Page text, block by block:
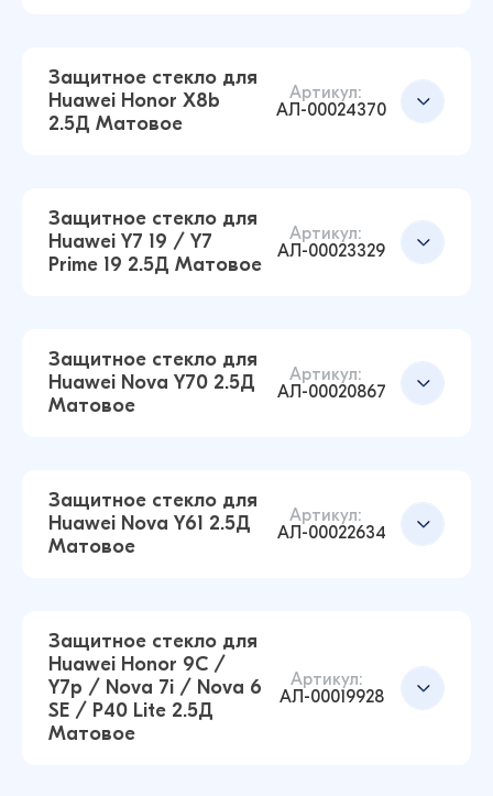
Защитное стекло для Huawei Honor X7 2.5Д
Матовое (Чёрный)
Добавить в корзину
38 ₽38 ₽
Защитное стекло для
Huawei Honor X8b
2.5Д Матовое
Артикул:
АЛ-00024370
38 ₽38 ₽
Защитное стекло для
Huawei Y7 19 / Y7
Prime 19 2.5Д Матовое
Артикул:
АЛ-00023329
22 ₽42 ₽
Защитное стекло для
Huawei Nova Y70 2.5Д
Матовое
Артикул:
АЛ-00020867
Защитное стекло для Huawei Nova Y70 2.5Д
Матовое (Чёрный)
Защитное стекло для
Huawei Nova Y61 2.5Д
Матовое
Артикул:
АЛ-00022634
Защитное стекло для
Huawei Honor 9C /
Y7p / Nova 7i / Nova 6
SE / P40 Lite 2.5Д
Матовое
Артикул:
АЛ-00019928